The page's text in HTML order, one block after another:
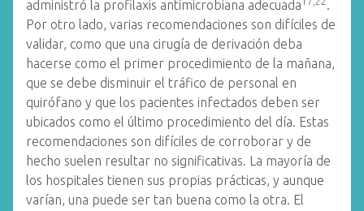
administró la profilaxis antimicrobiana adecuada
.
Por otro lado, varias recomendaciones son difíciles de
validar, como que una cirugía de derivación deba
hacerse como el primer procedimiento de la mañana,
que se debe disminuir el tráfico de personal en
quirófano y que los pacientes infectados deben ser
ubicados como el último procedimiento del día. Estas
recomendaciones son difíciles de corroborar y de
hecho suelen resultar no significativas. La mayoría de
los hospitales tienen sus propias prácticas, y aunque
varían, una puede ser tan buena como la otra. El